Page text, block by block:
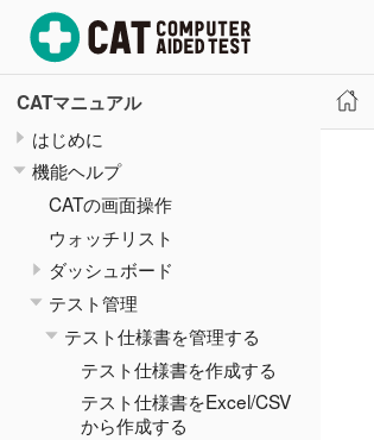
CATマニュアル
はじめに
機能ヘルプ
CATの画面操作
ウォッチリスト
ダッシュボード
テスト管理
テスト仕様書を管理する
テスト仕様書を作成する
テスト仕様書をExcel/CSV
から作成する